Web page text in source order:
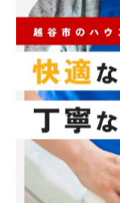
< 前のページ